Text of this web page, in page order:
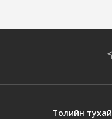
Толийн тухай